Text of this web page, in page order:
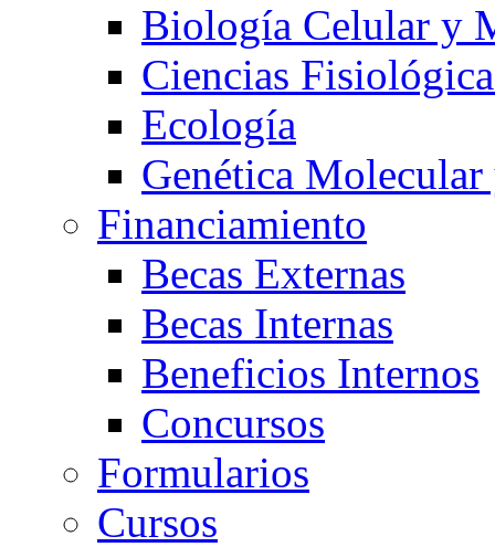
Biología Celular y
Ciencias
Ecología
Genética
Financiamiento
Becas Externas
Becas Internas
Beneficios Internos
Concursos
Formularios
Cursos